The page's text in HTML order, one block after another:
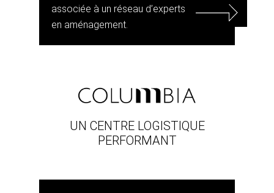
associée à un réseau d’experts
en aménagement.
UN CENTRE LOGISTIQUE
PERFORMANT